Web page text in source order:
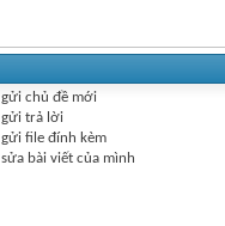
gửi chủ đề mới
gửi trả lời
gửi file đính kèm
sửa bài viết của mình